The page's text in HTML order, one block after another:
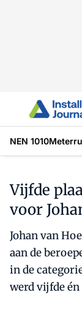
NEN 1010
Vijfde
voor
Johan van
aan de
in de
werd vijfde én